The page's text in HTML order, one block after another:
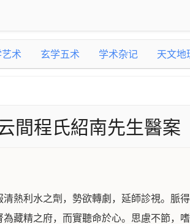
术 玄学五术 学术杂记 天文地
間程氏紹南先生醫案
熱利水之劑，勢欲轉劇，延師診視。脈
藏精之府，而實聽命於心。思慮不節，